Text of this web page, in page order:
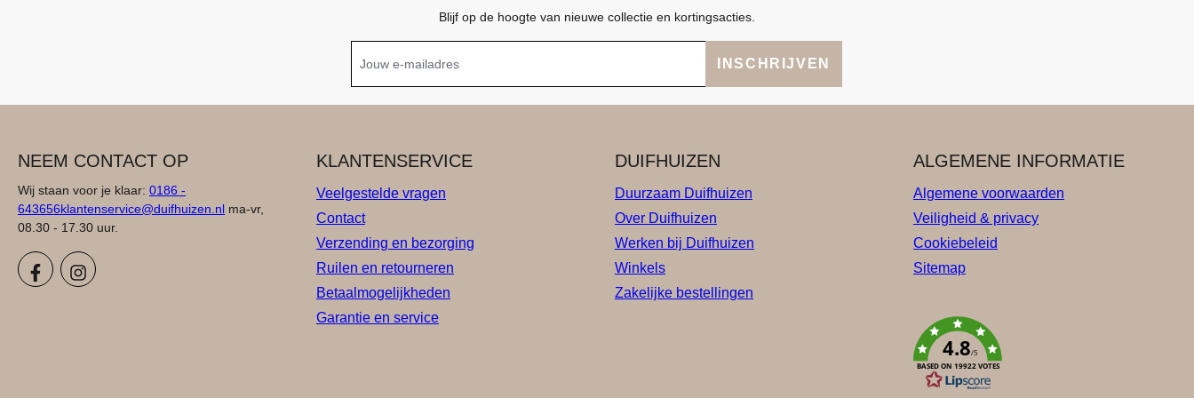
Blijf op de hoogte van nieuwe collectie en kortingsacties.
INSCHRIJVEN
NEEM CONTACT OP
Wij staan voor je klaar: 0186 -
643656klantenservice@duifhuizen.nl ma-vr,
08.30 - 17.30 uur.
KLANTENSERVICE
Veelgestelde vragen
Contact
Verzending en bezorging
Ruilen en retourneren
Betaalmogelijkheden
Garantie en service
DUIFHUIZEN
Duurzaam Duifhuizen
Over Duifhuizen
Werken bij Duifhuizen
Winkels
Zakelijke bestellingen
ALGEMENE INFORMATIE
Algemene voorwaarden
Veiligheid & privacy
Cookiebeleid
Sitemap
4.8/5
BASED ON 19922 VOTES